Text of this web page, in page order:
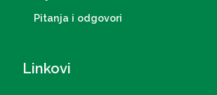
Pitanja i odgovori
Linkovi